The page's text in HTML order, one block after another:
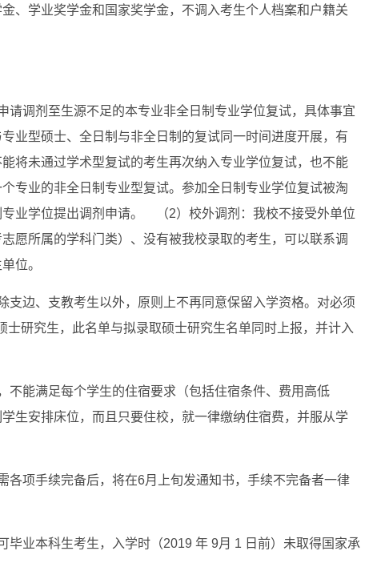
、学业奖学金和国家奖学金，不调入考生个人档案和户籍关
请调剂至生源不足的本专业非全日制专业学位复试，具体事宜
业型硕士、全日制与非全日制的复试同一时间进度开展，有
将未通过学术型复试的考生再次纳入专业学位复试，也不能
专业的非全日制专业型复试。参加全日制专业学位复试被淘
业学位提出调剂申请。 （2）校外调剂：我校不接受外单位
愿所属的学科门类）、没有被我校录取的考生，可以联系调
位。
支边、支教考生以外，原则上不再同意保留入学资格。对必须
研究生，此名单与拟录取硕士研究生名单同时上报，并计入
不能满足每个学生的住宿要求（包括住宿条件、费用高低
生安排床位，而且只要住校，就一律缴纳住宿费，并服从学
各项手续完备后，将在6月上旬发通知书，手续不完备者一律
毕业本科生考生，入学时（2019 年 9月 1 日前）未取得国家承